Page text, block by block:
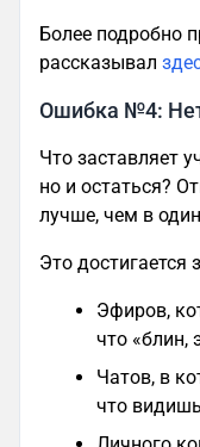
Более подробно
рассказывал
Ошибка №4:
Что заставляет
но и остаться?
лучше, чем в
Это достигается
Эфиров,
что «блин,
Чатов, в
что